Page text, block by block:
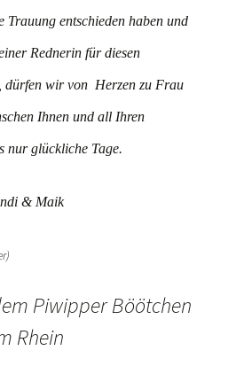
Trauung entschieden haben und
Rednerin für diesen
dürfen wir von Herzen zu Frau
Ihnen und all Ihren
nur glückliche Tage.
& Maik
Piwipper Böötchen
Rhein